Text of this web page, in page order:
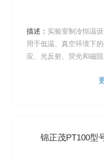
描述： 实验室制冷恒温
用于低温、真空环境下
应、光反射、荧光和磁阻
锦正茂PT100型